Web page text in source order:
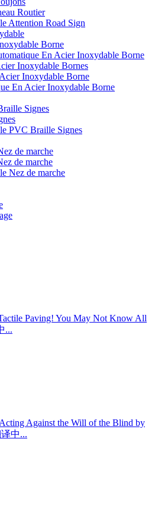
Routier
Attention Road Sign
Borne
En Acier Inoxydable Borne
Inoxydable Bornes
Inoxydable Borne
En Acier Inoxydable Borne
Signes
PVC Braille Signes
de marche
de marche
Nez de marche
Paving! You May Not Know All
...
Against the Will of the Blind by
中...